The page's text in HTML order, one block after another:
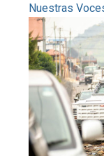
Nuestras